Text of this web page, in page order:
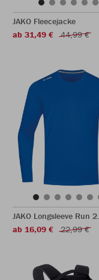
JAKO Fleecejacke
ab 31,49 €
44,99 €
JAKO Longsleeve Run
ab 16,09 €
22,99 €